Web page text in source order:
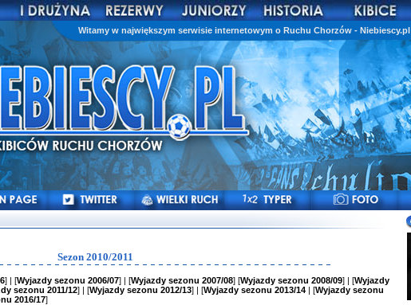
Witamy w największym serwisie internetowym o Ruchu Chorzów - Niebiescy.pl
Sezon 2010/2011
] | [Wyjazdy sezonu 2006/07] | [Wyjazdy sezonu 2007/08] [Wyjazdy sezonu 2008/09] | [Wyjazdy
sezonu 2011/12] | [Wyjazdy sezonu 2012/13] | [Wyjazdy sezonu 2013/14| [Wyjazdy sezonu
2016/17]